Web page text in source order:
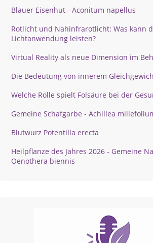
Blauer Eisenhut - Aconitum napellus
Rotlicht und Nahinfrarotlicht: Was kann
Lichtanwendung leisten?
Virtual Reality als neue Dimension im
Die Bedeutung von innerem
Welche Rolle spielt Folsäure bei der
Gemeine Schafgarbe - Achillea
Blutwurz Potentilla erecta
Heilpflanze des Jahres 2026 - Gemeine
Oenothera biennis